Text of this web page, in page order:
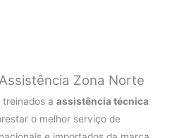
Zona Norte
treinados aassistência técnica
o melhor serviço de